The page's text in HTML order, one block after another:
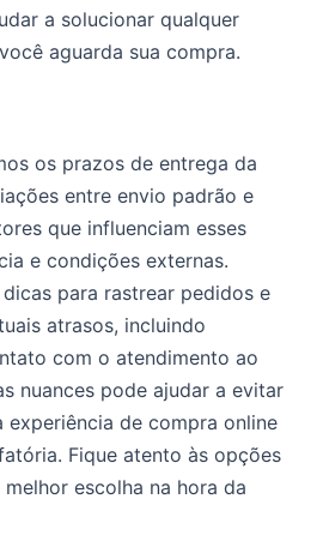
a solucionar qualquer
aguarda sua compra.
os prazos de entrega da
entre envio padrão e
que influenciam esses
e condições externas.
para rastrear pedidos e
atrasos, incluindo
com o atendimento ao
nuances pode ajudar a evitar
de compra online
Fique atento às opções
escolha na hora da